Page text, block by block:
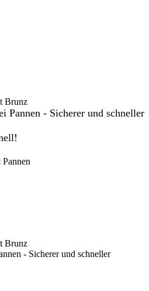
Brunz
Pannen - Sicherer und schneller
Brunz
- Sicherer und schneller